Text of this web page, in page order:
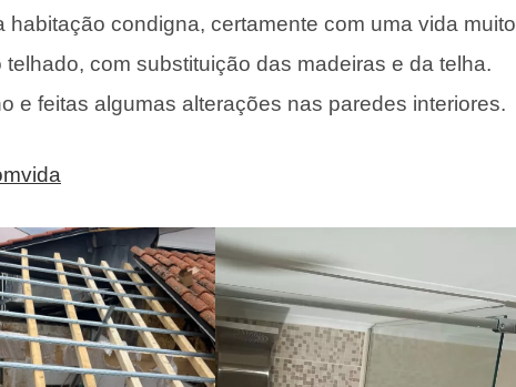
condigna, certamente com uma vida muito
com substituição das madeiras e da telha.
e feitas algumas alterações nas paredes interiores.